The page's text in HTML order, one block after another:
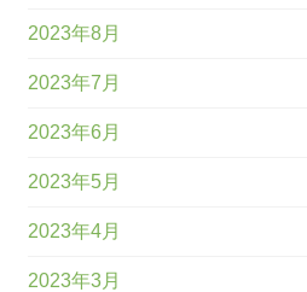
2023年8月
2023年7月
2023年6月
2023年5月
2023年4月
2023年3月